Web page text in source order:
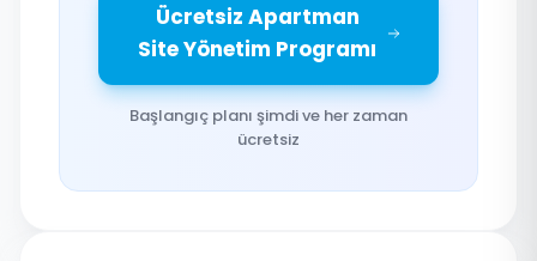
Ücretsiz Apartman
Site Yönetim Programı
Başlangıç planı şimdi ve her zaman
ücretsiz